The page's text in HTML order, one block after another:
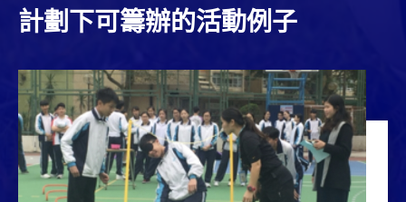
計劃下可籌辦的活動例子